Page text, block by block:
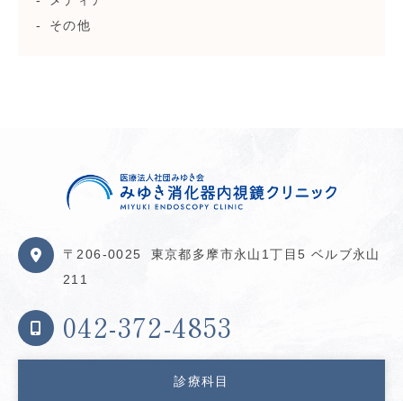
その他
〒206-0025
東京都多摩市永山1丁目5 ベルブ永山
211
042-372-4853
診療科目